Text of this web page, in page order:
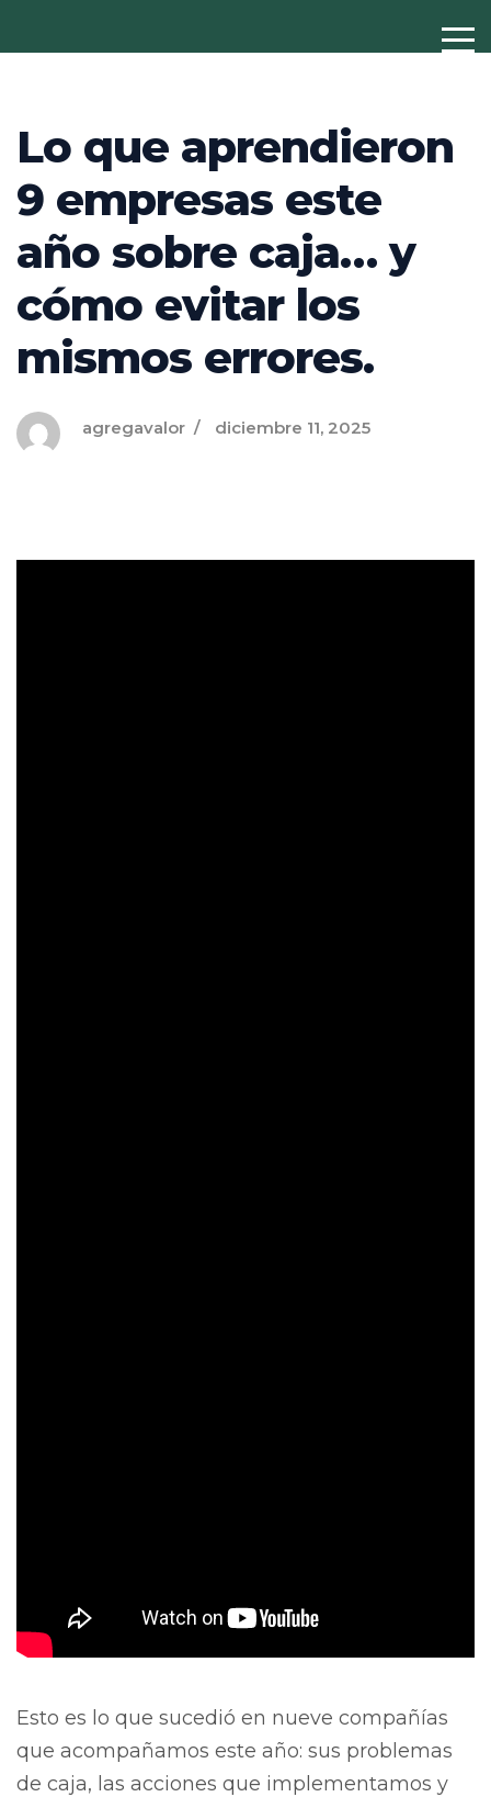
Lo que aprendieron
9 empresas este
año sobre caja… y
cómo evitar los
mismos errores.
agregavalor diciembre 11, 2025
Esto es lo que sucedió en nueve compañías
que acompañamos este año: sus problemas
de caja, las acciones que implementamos y